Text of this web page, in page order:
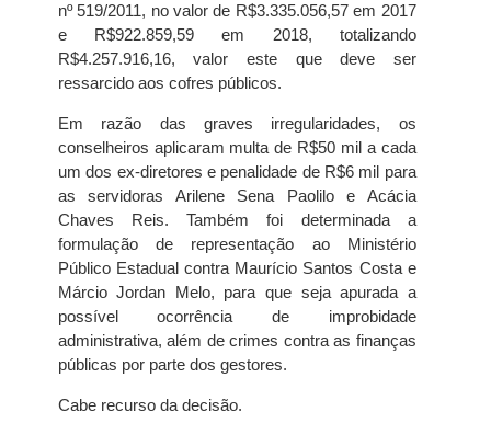
nº 519/2011, no valor de R$3.335.056,57 em 2017
e R$922.859,59 em 2018, totalizando
R$4.257.916,16, valor este que deve ser
ressarcido aos cofres públicos.
Em razão das graves irregularidades, os
conselheiros aplicaram multa de R$50 mil a cada
um dos ex-diretores e penalidade de R$6 mil para
as servidoras Arilene Sena Paolilo e Acácia
Chaves Reis. Também foi determinada a
formulação de representação ao Ministério
Público Estadual contra Maurício Santos Costa e
Márcio Jordan Melo, para que seja apurada a
possível ocorrência de improbidade
administrativa, além de crimes contra as finanças
públicas por parte dos gestores.
Cabe recurso da decisão.